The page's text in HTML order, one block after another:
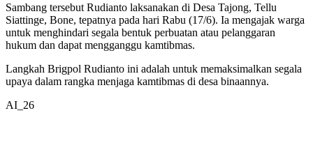
Sambang tersebut Rudianto laksanakan di Desa Tajong, Tellu
Siattinge, Bone, tepatnya pada hari Rabu (17/6). Ia mengajak warga
untuk menghindari segala bentuk perbuatan atau pelanggaran
hukum dan dapat mengganggu kamtibmas.
Langkah Brigpol Rudianto ini adalah untuk memaksimalkan segala
upaya dalam rangka menjaga kamtibmas di desa binaannya.
AI_26